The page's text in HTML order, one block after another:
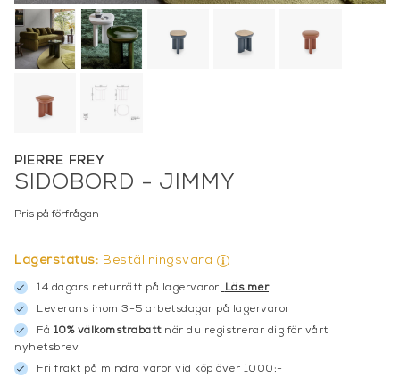
PIERRE FREY
SIDOBORD - JIMMY
Pris på förfrågan
Lagerstatus: Beställningsvara
14 dagars returrätt på lagervaror. Läs mer
Leverans inom 3-5 arbetsdagar på lagervaror
Få 10% välkomstrabattnär du registrerar dig för vårt
nyhetsbrev
Fri frakt på mindra varor vid köp över 1000:-